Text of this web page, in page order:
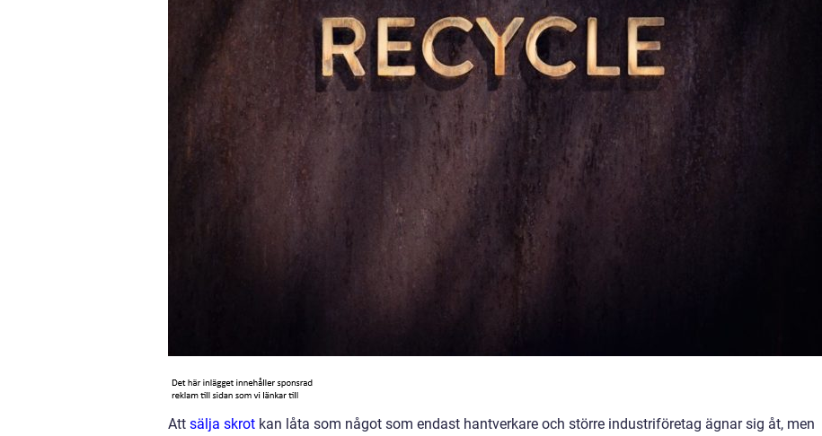
Att sälja skrot kan låta som något som endast hantverkare och större industriföretag ägnar sig åt, men